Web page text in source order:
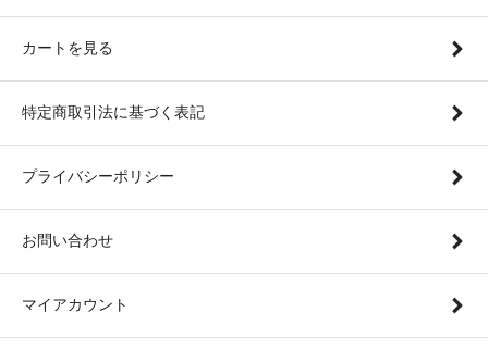
カートを見る
特定商取引法に基づく表記
プライバシーポリシー
お問い合わせ
マイアカウント